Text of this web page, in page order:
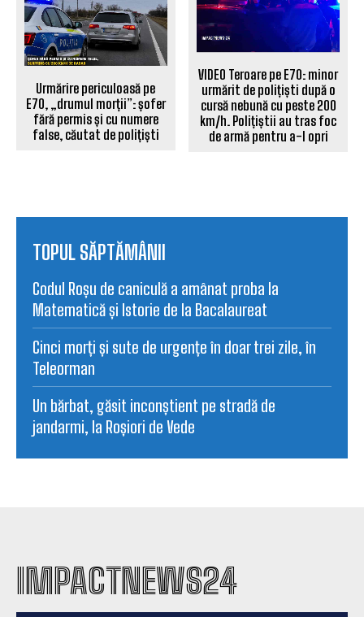
Urmărire periculoasă pe
E70, „drumul morții”: șofer
fără permis și cu numere
false, căutat de polițiști
VIDEO Teroare pe E70: minor
urmărit de polițiști după o
cursă nebună cu peste 200
km/h. Polițiștii au tras foc
de armă pentru a-l opri
TOPUL SĂPTĂMÂNII
Codul Roșu de caniculă a amânat proba la
Matematică și Istorie de la Bacalaureat
Cinci morți și sute de urgențe în doar trei zile, în
Teleorman
Un bărbat, găsit inconștient pe stradă de
jandarmi, la Roșiori de Vede
IMPACTNEWS24